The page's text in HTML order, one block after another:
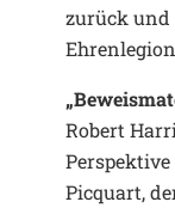
zurück und
Robert
Picquart,